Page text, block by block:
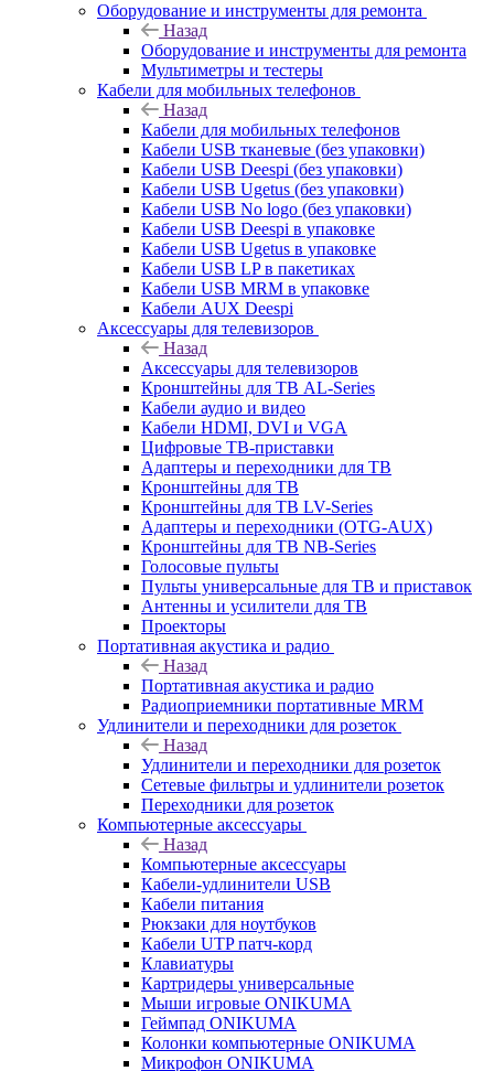
Оборудование и инструменты для ремонта
Назад
Оборудование и инструменты для ремонта
Мультиметры и тестеры
Кабели для мобильных телефонов
Назад
Кабели для мобильных телефонов
Кабели USB тканевые (без упаковки)
Кабели USB Deespi (без упаковки)
Кабели USB Ugetus (без упаковки)
Кабели USB No logo (без упаковки)
Кабели USB Deespi в упаковке
Кабели USB Ugetus в упаковке
Кабели USB LP в пакетиках
Кабели USB MRM в упаковке
Кабели AUX Deespi
Аксессуары для телевизоров
Назад
Аксессуары для телевизоров
Кронштейны для ТВ AL-Series
Кабели аудио и видео
Кабели HDMI, DVI и VGA
Цифровые ТВ-приставки
Адаптеры и переходники для ТВ
Кронштейны для ТВ
Кронштейны для ТВ LV-Series
Адаптеры и переходники (OTG-AUX)
Кронштейны для ТВ NB-Series
Голосовые пульты
Пульты универсальные для ТВ и приставок
Антенны и усилители для ТВ
Проекторы
Портативная акустика и радио
Назад
Портативная акустика и радио
Радиоприемники портативные MRM
Удлинители и переходники для розеток
Назад
Удлинители и переходники для розеток
Сетевые фильтры и удлинители розеток
Переходники для розеток
Компьютерные аксессуары
Назад
Компьютерные аксессуары
Кабели-удлинители USB
Кабели питания
Рюкзаки для ноутбуков
Кабели UTP патч-корд
Клавиатуры
Картридеры универсальные
Мыши игровые ONIKUMA
Геймпад ONIKUMA
Колонки компьютерные ONIKUMA
Микрофон ONIKUMA